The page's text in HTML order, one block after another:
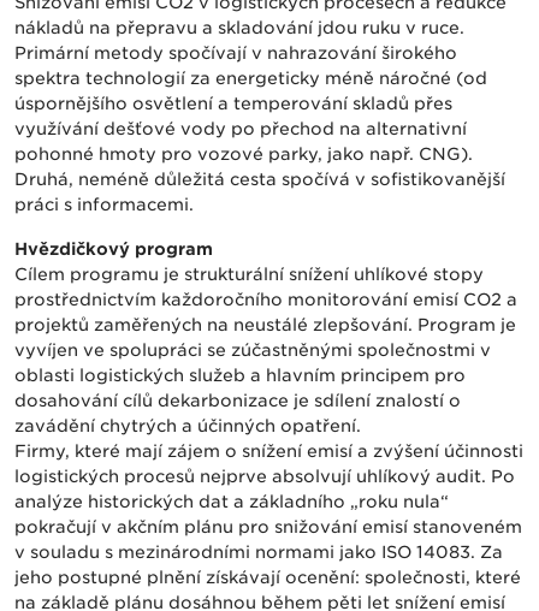
nákladů na přepravu a skladování jdou ruku v ruce.
Primární metody spočívají v nahrazování širokého
spektra technologií za energeticky méně náročné (od
úspornějšího osvětlení a temperování skladů přes
využívání dešťové vody po přechod na alternativní
pohonné hmoty pro vozové parky, jako např. CNG).
Druhá, neméně důležitá cesta spočívá v sofistikovanější
práci s informacemi.
Hvězdičkový program
Cílem programu je strukturální snížení uhlíkové stopy
prostřednictvím každoročního monitorování emisí CO2 a
projektů zaměřených na neustálé zlepšování. Program je
vyvíjen ve spolupráci se zúčastněnými společnostmi v
oblasti logistických služeb a hlavním principem pro
dosahování cílů dekarbonizace je sdílení znalostí o
zavádění chytrých a účinných opatření.
Firmy, které mají zájem o snížení emisí a zvýšení účinnosti
logistických procesů nejprve absolvují uhlíkový audit. Po
analýze historických dat a základního „roku nula“
pokračují v akčním plánu pro snižování emisí stanoveném
v souladu s mezinárodními normami jako ISO 14083. Za
jeho postupné plnění získávají ocenění: společnosti, které
na základě plánu dosáhnou během pěti let snížení emisí